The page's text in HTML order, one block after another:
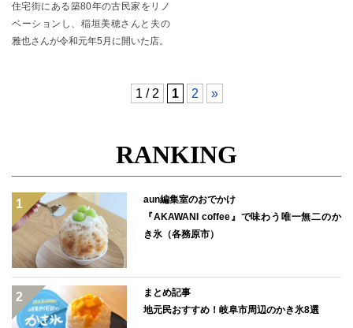
住宅街にある築80年の古民家をリノ
ベーションし、稲垣美穂さんと夫の
雅也さんが令和元年5月に開いた店。
1 / 2 1 2 »
RANKING
aun編集室のおでかけ
『AKAWANI coffee』で味わう唯一無二のか
き氷（各務原市）
まとめ記事
地元民おすすめ！岐阜市周辺のかき氷8選